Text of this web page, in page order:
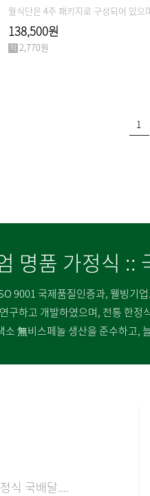
138,500원
2,770원
1
명품 가정식 ::
9001 국제품질인증과, 웰빙기
구하고 개발하였으며, 전통 한
소 無비스페놀 생산을 준수하고,
식 국배달....